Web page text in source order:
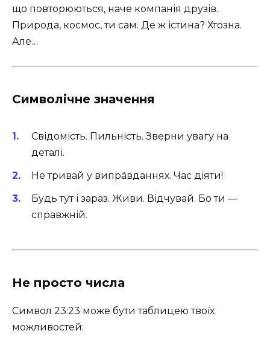
що повторюються, наче компанія друзів.
Природа, космос, ти сам. Де ж істина? Хтозна.
Але…
Символічне значення
Свідомість. Пильність. Зверни увагу на
деталі.
Не тривай у випра́вданнях. Час діяти!
Будь тут і зараз. Живи. Відчувай. Бо ти —
справжній.
Не просто числа
Символ 23:23 може бути таблицею твоїх
можливостей: